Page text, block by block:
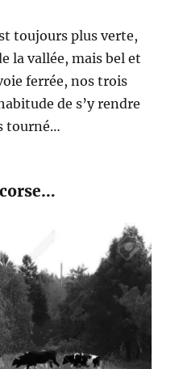
toujours plus verte,
la vallée, mais bel et
ferrée, nos trois
de s’y rendre
tourné…
corse…